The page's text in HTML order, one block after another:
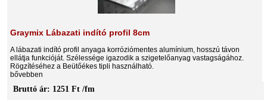
Graymix Lábazati indító profil 8cm
A lábazati indító profil anyaga korróziómentes alumínium, hosszú távon
ellátja funkcióját. Szélessége igazodik a szigetelőanyag vastagságához.
Rögzítéséhez a Beütőékes tipli használható.
bővebben
Bruttó ár: 1251 Ft /fm